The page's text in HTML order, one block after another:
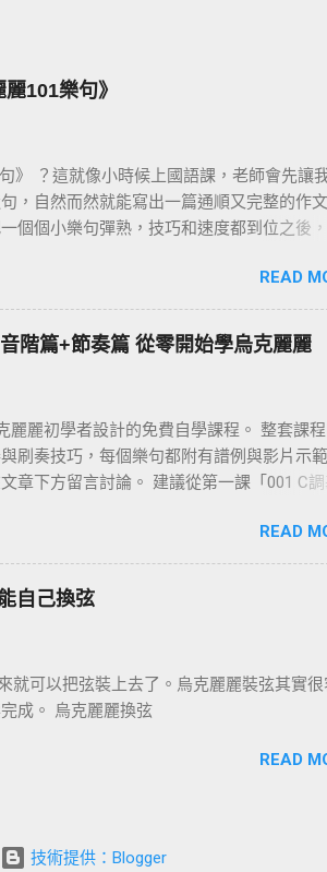
101樂句》
》 ？這就像小時候上國語課，老師會先讓
，自然而然就能寫出一篇通順又完整的作
個個小樂句彈熟，技巧和速度都到位之後
READ
階篇+節奏篇 從零開始學烏克麗麗
麗麗初學者設計的免費自學課程。 整套課
刷奏技巧，每個樂句都附有譜例與影片示
章下方留言討論。 建議從第一課「001 C調
READ
自己換弦
就可以把弦裝上去了。烏克麗麗裝弦其實很
成。 烏克麗麗換弦
READ
技術提供：Blogger